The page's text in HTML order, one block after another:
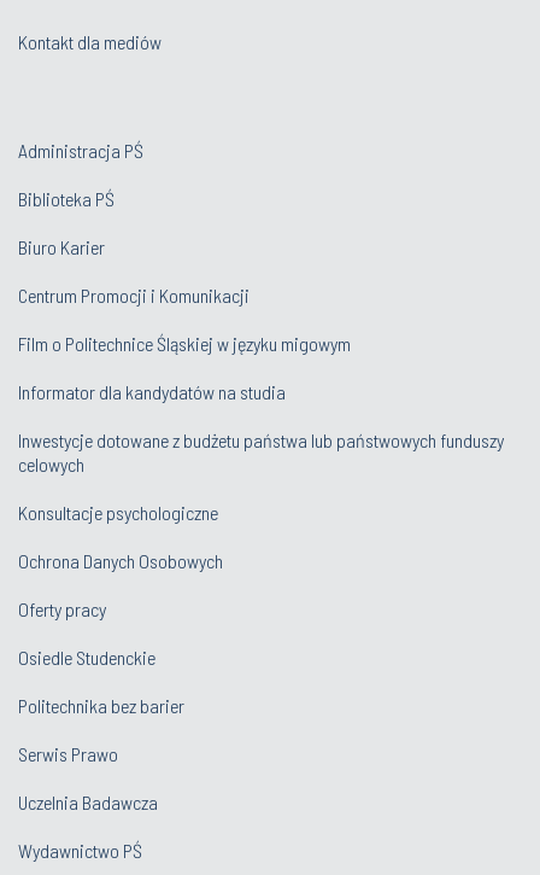
Kontakt dla mediów
Administracja PŚ
Biblioteka PŚ
Biuro Karier
Centrum Promocji i Komunikacji
Film o Politechnice Śląskiej w języku migowym
Informator dla kandydatów na studia
Inwestycje dotowane z budżetu państwa lub państwowych funduszy
celowych
Konsultacje psychologiczne
Ochrona Danych Osobowych
Oferty pracy
Osiedle Studenckie
Politechnika bez barier
Serwis Prawo
Uczelnia Badawcza
Wydawnictwo PŚ